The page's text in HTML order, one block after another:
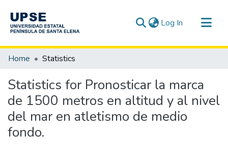
Log In (current)
Communities & Collections
Home Statistics
Statistics for Pronosticar la marca
de 1500 metros en altitud y al nivel
del mar en atletismo de medio
fondo.